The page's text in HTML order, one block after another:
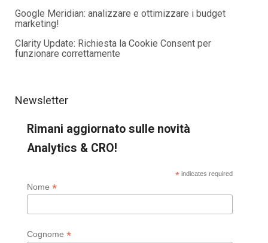
Google Meridian: analizzare e ottimizzare i budget
marketing!
Clarity Update: Richiesta la Cookie Consent per
funzionare correttamente
Newsletter
Rimani aggiornato sulle novità
Analytics & CRO!
*indicates required
Nome *
Cognome *